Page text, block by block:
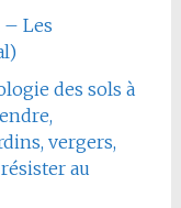
– Les
des sols à
vergers,
au